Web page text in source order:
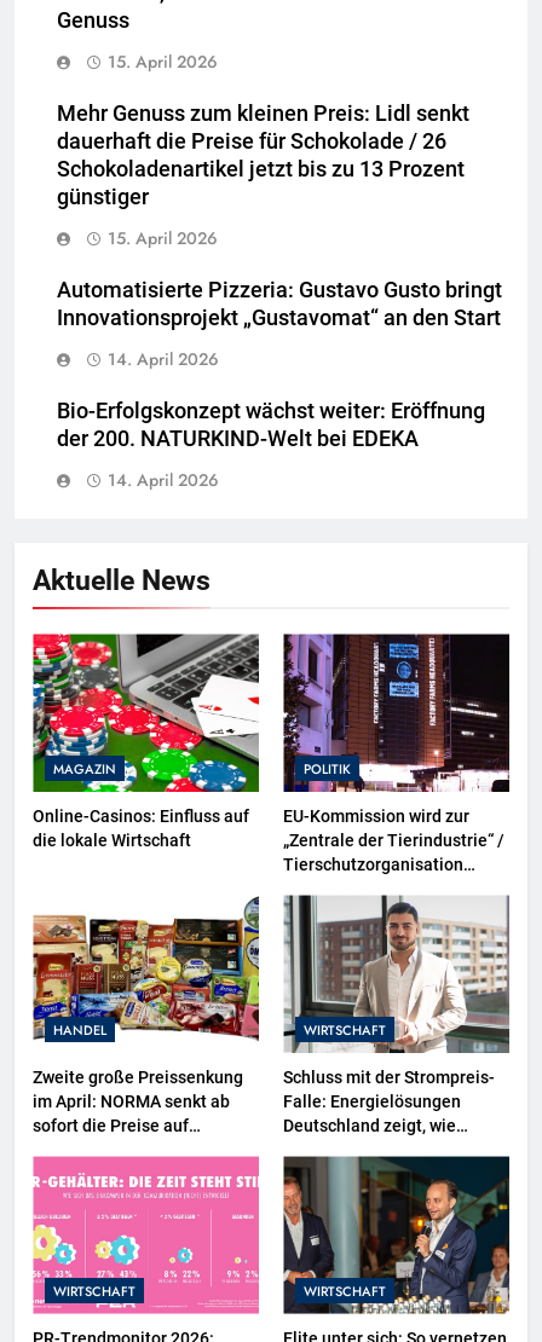
Genuss
15. April 2026
Mehr Genuss zum kleinen Preis: Lidl senkt
dauerhaft die Preise für Schokolade / 26
Schokoladenartikel jetzt bis zu 13 Prozent
günstiger
15. April 2026
Automatisierte Pizzeria: Gustavo Gusto bringt
Innovationsprojekt „Gustavomat“ an den Start
14. April 2026
Bio-Erfolgskonzept wächst weiter: Eröffnung
der 200. NATURKIND-Welt bei EDEKA
14. April 2026
Aktuelle News
MAGAZIN
Online-Casinos: Einfluss auf
die lokale Wirtschaft
POLITIK
EU-Kommission wird zur
„Zentrale der Tierindustrie“ /
Tierschutzorganisation
Projektion in Brüssel die
Nähe der EU-Kommission zur
Tierindustrie an
HANDEL
Zweite große Preissenkung
im April: NORMA senkt ab
sofort die Preise auf
zu 16 Prozent / Mit
LECKERROM, CREMISEE,
EXCELSIOR süßer und
herzhafter Genuss
WIRTSCHAFT
Schluss mit der Strompreis-
Falle: Energielösungen
Deutschland zeigt, wie
eigenen Energieversorgern
werden und dabei sogar Geld
verdienen
WIRTSCHAFT WIRTSCHAFT